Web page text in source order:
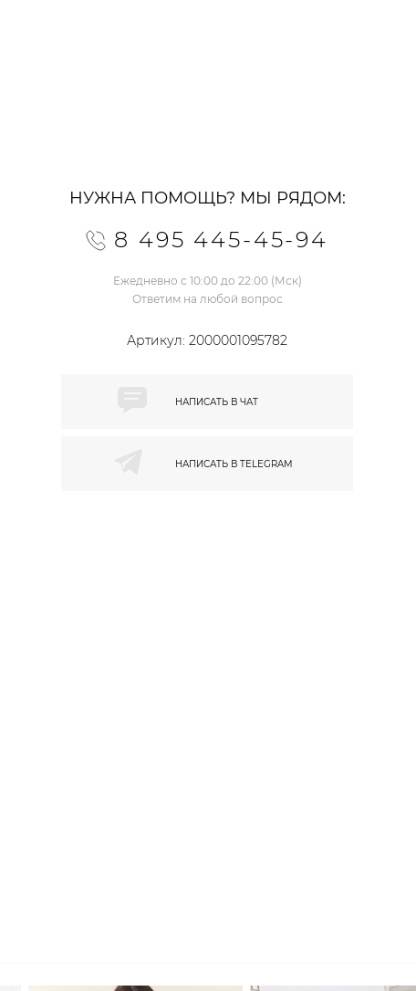
НУЖНА ПОМОЩЬ? МЫ РЯДОМ:
8 495 445-45-94
Ежедневно с 10:00 до 22:00 (Мск)
Ответим на любой вопрос
Артикул:2000001095782
НАПИСАТЬ В ЧАТ
НАПИСАТЬ В TELEGRAM